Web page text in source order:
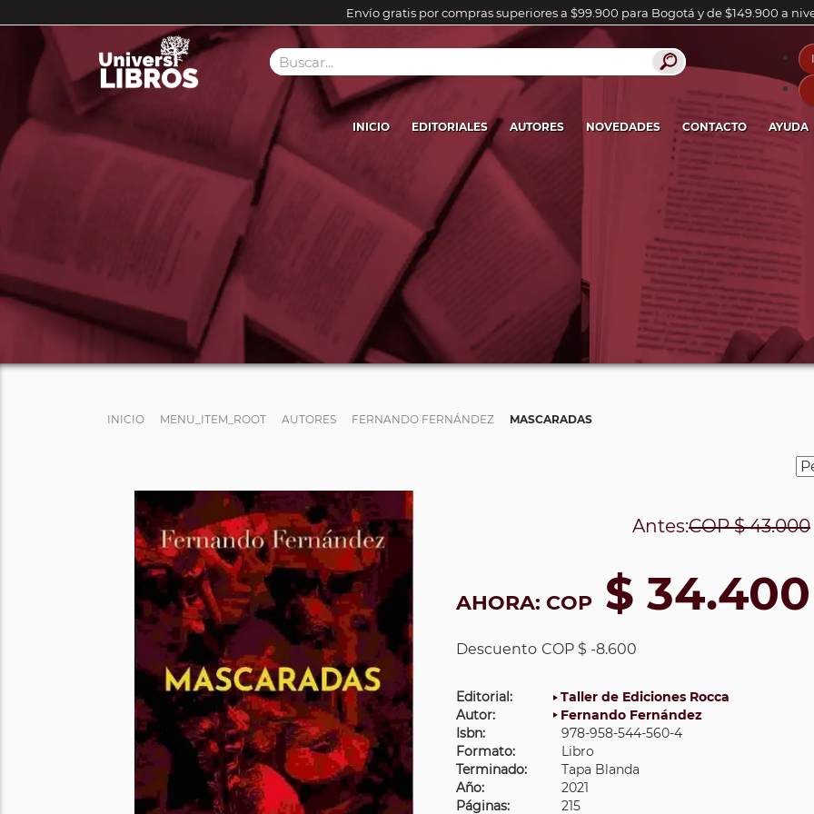
Envío gratis por compras superiores a $99.900 para Bogotá y de $149.900 a
INICIO EDITORIALES AUTORES NOVEDADES CONTACTO AYUDA
INICIO MENU_ITEM_ROOT AUTORES FERNANDO FERNÁNDEZ MASCARADAS
Antes:COP$ 43.000
AHORA: COP $ 34.400
Descuento COP $ -8.600
Editorial:
Taller de Ediciones Rocca
Autor:
Fernando Fernández
Isbn:
978-958-544-560-4
Formato:
Libro
Terminado:
Tapa Blanda
Año:
2021
Páginas:
215